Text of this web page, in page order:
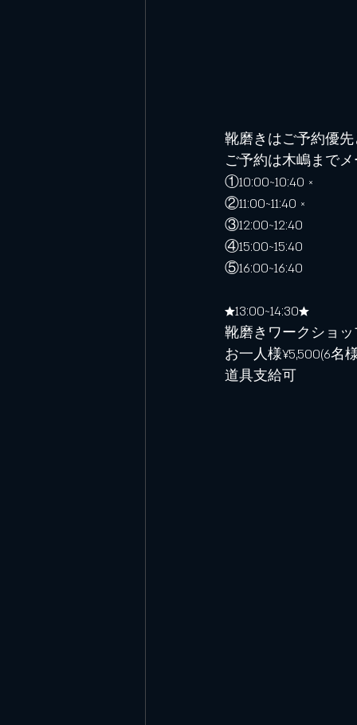
靴磨きはご予約優先
ご予約は木嶋までメ
①10:00~10:40 ×
②11:00~11:40 ×
③12:00~12:40
④15:00~15:40
⑤16:00~16:40
★13:00~14:30★
靴磨きワークショッ
お一人様¥5,500(6名
道具支給可